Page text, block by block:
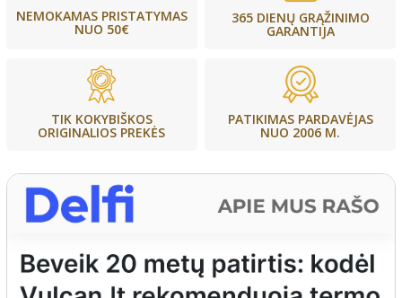
NEMOKAMAS PRISTATYMAS
NUO 50€
365 DIENŲ GRĄŽINIMO
GARANTIJA
TIK KOKYBIŠKOS
ORIGINALIOS PREKĖS
PATIKIMAS PARDAVĖJAS
NUO 2006 M.